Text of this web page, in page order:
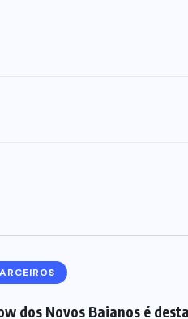
dos Novos Baianos é